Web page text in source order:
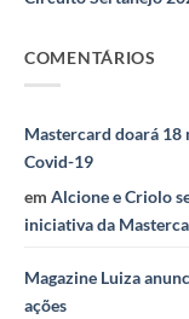
COMENTÁRIOS
Mastercard doará 18
Covid-19
em Alcione e Criolo
iniciativa da
Magazine Luiza
ações